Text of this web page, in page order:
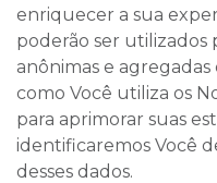
enriquecer a sua
poderão ser utilizados
anônimas e
como Você utiliza os
para aprimorar suas
identificaremos Você
desses dados.